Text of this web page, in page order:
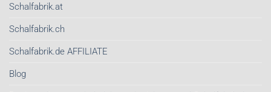
Schalfabrik.at
Schalfabrik.ch
Schalfabrik.de AFFILIATE
Blog